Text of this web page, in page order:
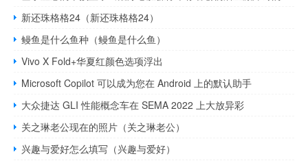
新还珠格格24（新还珠格格24）
鳗鱼是什么鱼种（鳗鱼是什么鱼）
Vivo X Fold+华夏红颜色选项浮出
Microsoft Copilot 可以成为您在 Android 上的默认助手
大众捷达 GLI 性能概念车在 SEMA 2022 上大放异彩
关之琳老公现在的照片（关之琳老公）
兴趣与爱好怎么填写（兴趣与爱好）